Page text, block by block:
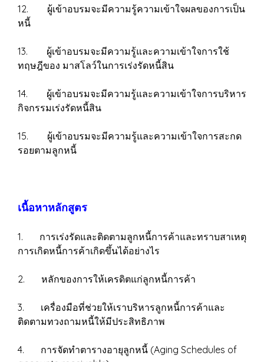
12. ผู้เข้าอบรมจะมีความรู้ความเข้าใจผลของการเป็น
หนี้
13. ผู้เข้าอบรมจะมีความรู้และความเข้าใจการใช้
ทฤษฎีของ มาสโลว์ในการเร่งรัดหนี้สิน
14. ผู้เข้าอบรมจะมีความรู้และความเข้าใจการบริหาร
กิจกรรมเร่งรัดหนี้สิน
15. ผู้เข้าอบรมจะมีความรู้และความเข้าใจการสะกด
รอยตามลูกหนี้
เนื้อหาหลักสูตร
1. การเร่งรัดและติดตามลูกหนี้การค้าและทราบสาเหตุ
การเกิดหนี้การค้าเกิดขึ้นได้อย่างไร
2. หลักของการให้เครดิตแก่ลูกหนี้การค้า
3. เครื่องมือที่ช่วยให้เราบริหารลูกหนี้การค้าและ
ติดตามทวงถามหนี้ให้มีประสิทธิภาพ
4. การจัดทำตารางอายุลูกหนี้ (Aging Schedules of